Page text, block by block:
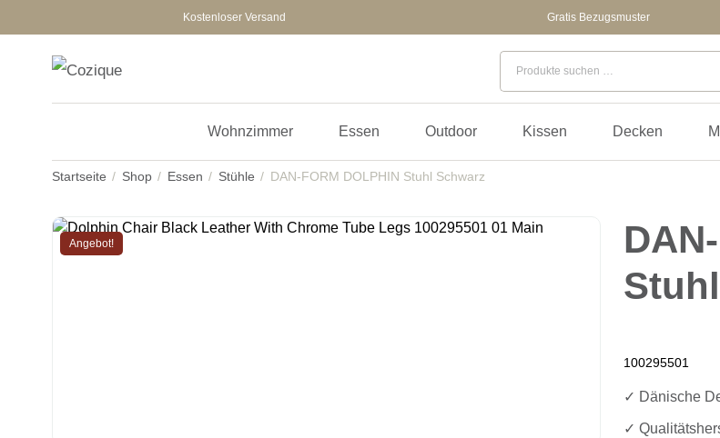
Kostenloser Versand Gratis Bezugsmuster
Wohnzimmer Essen Outdoor Kissen Decken
Startseite Shop Essen Stühle DAN-FORM DOLPHIN Stuhl Schwarz
Angebot!
100295501
✓ Dänische
✓